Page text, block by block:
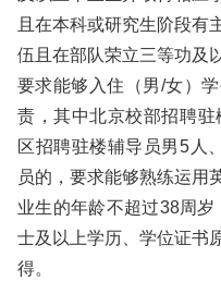
且在本科或研究生阶段有
伍且在部队荣立三等功及
要求能够入住（男/女）
责，其中北京校部招聘
区招聘驻楼辅导员男5人
员的，要求能够熟练运用
业生的年龄不超过38周
士及以上学历、学位证书
得。